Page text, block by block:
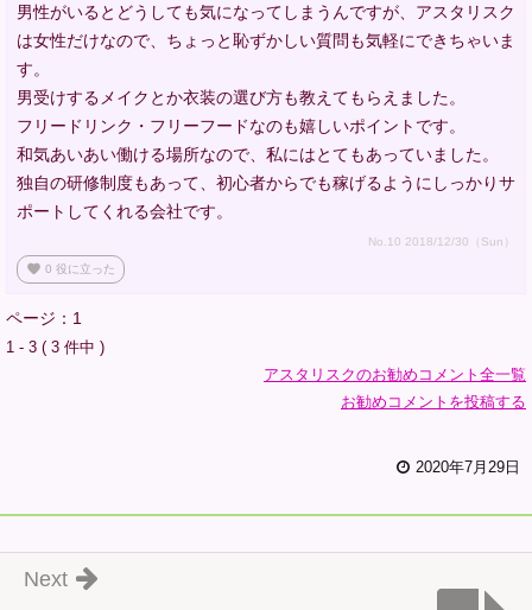
男性がいるとどうしても気になってしまうんですが、アスタリスク
は女性だけなので、ちょっと恥ずかしい質問も気軽にできちゃいま
す。
男受けするメイクとか衣装の選び方も教えてもらえました。
フリードリンク・フリーフードなのも嬉しいポイントです。
和気あいあい働ける場所なので、私にはとてもあっていました。
独自の研修制度もあって、初心者からでも稼げるようにしっかりサ
ポートしてくれる会社です。
No.10 2018/12/30（Sun）
favorite 0 役に立った
ページ：1
1 - 3 ( 3 件中 )
アスタリスクのお勧めコメント全一覧
お勧めコメントを投稿する
2020年7月29日
Next